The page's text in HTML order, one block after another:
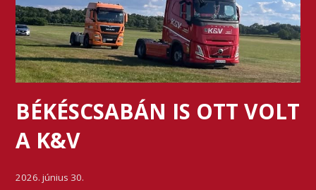
BÉKÉSCSABÁN IS OTT VOLT
A K&V
2026. június 30.